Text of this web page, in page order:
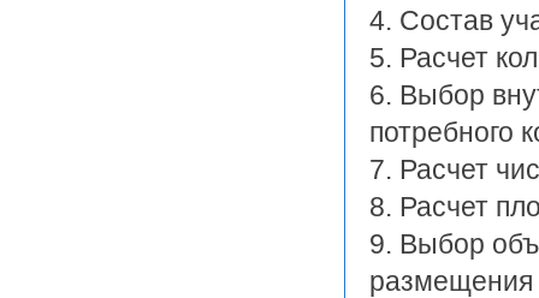
4. Состав
5. Расчет
6. Выбор
потребного
7. Расчет
8. Расчет
9. Выбор
размещения